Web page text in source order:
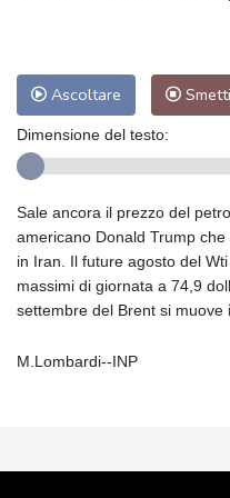
Ascoltare
Dimensione del testo:
Sale ancora il prezzo del
americano Donald Trump
in Iran. Il future agosto del
massimi di giornata a 74,9
settembre del Brent si muove
M.Lombardi--INP